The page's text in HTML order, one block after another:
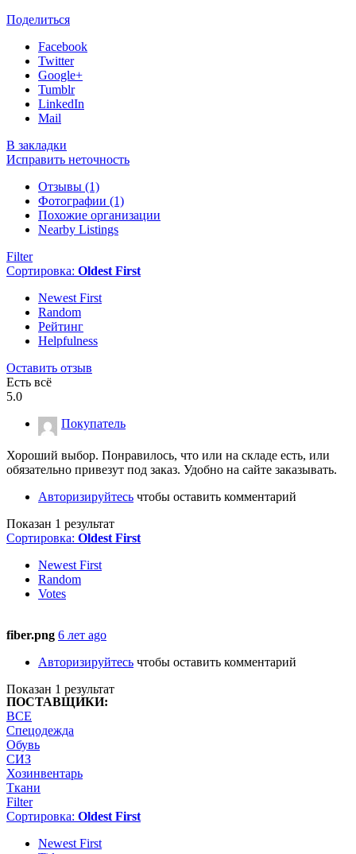
Поделиться
Facebook
Twitter
Google+
Tumblr
LinkedIn
Mail
В закладки
Исправить неточность
Отзывы (1)
Фотографии (1)
Похожие организации
Nearby Listings
Filter
Сортировка: Oldest First
Newest First
Random
Рейтинг
Helpfulness
Оставить отзыв
Есть всё
5.0
Покупатель
Хороший выбор. Понравилось, что или на складе есть, или
обязательно привезут под заказ. Удобно на сайте заказывать.
Авторизируйтесь чтобы оставить комментарий
Показан 1 результат
Сортировка: Oldest First
Newest First
Random
Votes
fiber.png 6 лет ago
Авторизируйтесь чтобы оставить комментарий
Показан 1 результат
ПОСТАВЩИКИ:
ВСЕ
Спецодежда
Обувь
СИЗ
Хозинвентарь
Ткани
Filter
Сортировка: Oldest First
Newest First